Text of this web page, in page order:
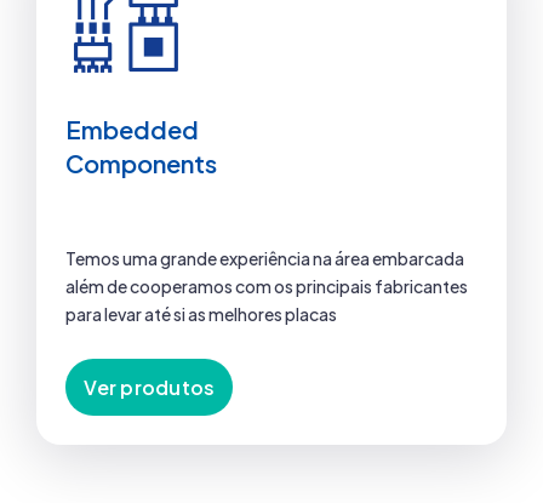
Embedded
Components
Temos uma grande experiência na área embarcada
além de cooperamos com os principais fabricantes
para levar até si as melhores placas
Ver produtos